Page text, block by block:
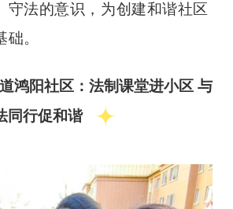
守法的意识，为创建和谐社区
。
鸿阳社区：法制课堂进小区 与
同行促和谐